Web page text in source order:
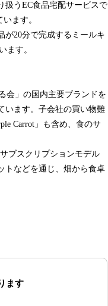
扱うEC食品宅配サービスで
ます。
が20分で完成するミールキ
ます。
会」の国内主要ブランドを
います。子会社の買い物難
Carrot」も含め、食のサ
ブスクリプションモデル
トなどを通じ、畑から食卓
ます